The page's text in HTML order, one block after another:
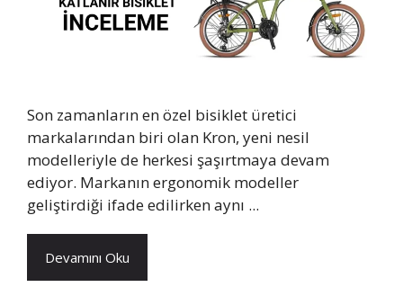
Son zamanların en özel bisiklet üretici
markalarından biri olan Kron, yeni nesil
modelleriyle de herkesi şaşırtmaya devam
ediyor. Markanın ergonomik modeller
geliştirdiği ifade edilirken aynı ...
Devamını Oku